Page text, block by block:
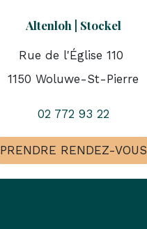
Altenloh | Stockel
Rue de l'Église 110
1150 Woluwe-St-Pierre
02 772 93 22
PRENDRE RENDEZ-VOUS